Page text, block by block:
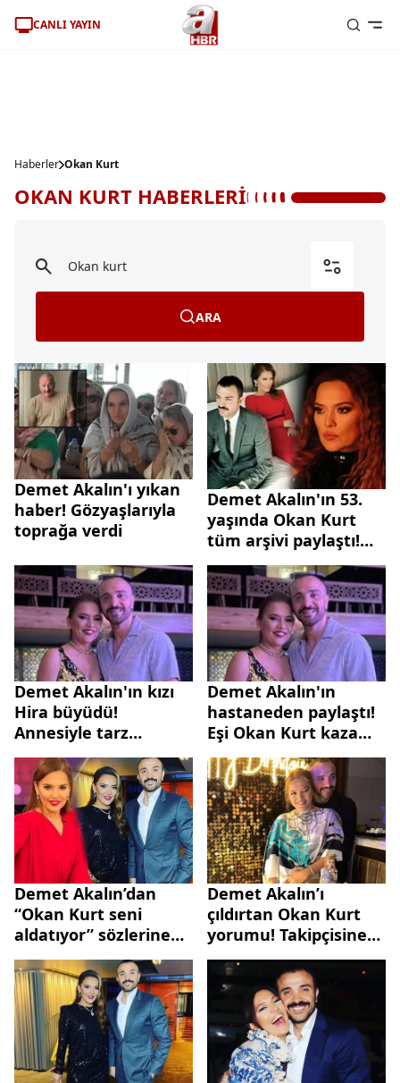
CANLI YAYIN
Haberler Okan Kurt
OKAN KURT HABERLERİ
ARA
Demet Akalın'ı yıkan
haber! Gözyaşlarıyla
toprağa verdi
Demet Akalın'ın 53.
yaşında Okan Kurt
tüm arşivi paylaştı!
Bakın nasıl
tanışmışlar...
Demet Akalın'ın kızı
Hira büyüdü!
Annesiyle tarz
yarışında...
Demet Akalın'ın
hastaneden paylaştı!
Eşi Okan Kurt kaza
geçirdi
Demet Akalın’dan
“Okan Kurt seni
aldatıyor” sözlerine
flaş yanıt: Ben çok
boynuz yedim
Demet Akalın’ı
çıldırtan Okan Kurt
yorumu! Takipçisine
sert çıktı: Bakma
milletin kocasına